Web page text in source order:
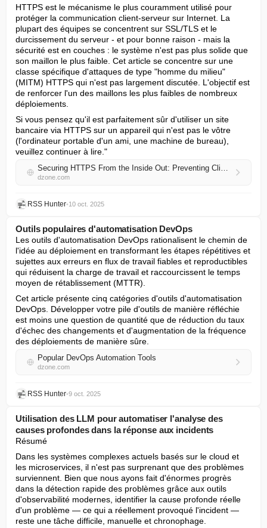
HTTPS est le mécanisme le plus couramment utilisé pour
protéger la communication client-serveur sur Internet. La
plupart des équipes se concentrent sur SSL/TLS et le
durcissement du serveur - et pour bonne raison - mais la
sécurité est en couches : le système n'est pas plus solide que
son maillon le plus faible. Cet article se concentre sur une
classe spécifique d'attaques de type "homme du milieu"
(MITM) HTTPS qui n'est pas largement discutée. L'objectif est
de renforcer l'un des maillons les plus faibles de nombreux
déploiements.
Si vous pensez qu'il est parfaitement sûr d'utiliser un site
bancaire via HTTPS sur un appareil qui n'est pas le vôtre
(l'ordinateur portable d'un ami, une machine de bureau),
veuillez continuer à lire."
Securing HTTPS From the Inside Out: Preventing Client-Side Interception Attacks
dzone.com
RSS Hunter•10 oct. 2025
Outils populaires d'automatisation DevOps
Les outils d'automatisation DevOps rationalisent le chemin de
l'idée au déploiement en transformant les étapes répétitives et
sujettes aux erreurs en flux de travail fiables et reproductibles
qui réduisent la charge de travail et raccourcissent le temps
moyen de rétablissement (MTTR).
Cet article présente cinq catégories d'outils d'automatisation
DevOps. Développer votre pile d'outils de manière réfléchie
est moins une question de quantité que de réduction du taux
d'échec des changements et d'augmentation de la fréquence
des déploiements de manière sûre.
Popular DevOps Automation Tools
dzone.com
RSS Hunter•9 oct. 2025
Utilisation des LLM pour automatiser l'analyse des
causes profondes dans la réponse aux incidents
Résumé
Dans les systèmes complexes actuels basés sur le cloud et
les microservices, il n'est pas surprenant que des problèmes
surviennent. Bien que nous ayons fait d'énormes progrès
dans la détection rapide des problèmes grâce aux outils
d'observabilité modernes, identifier la cause profonde réelle
d'un problème — ce qui a réellement provoqué l'incident —
reste une tâche difficile, manuelle et chronophage.